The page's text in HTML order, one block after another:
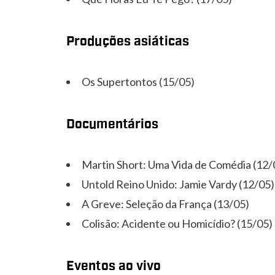
Produções asiáticas
Os Supertontos (15/05)
Documentários
Martin Short: Uma Vida de Comédia
Untold Reino Unido: Jamie Vardy (12/05)
A Greve: Seleção da França (13/05)
Colisão: Acidente ou Homicídio? (15/05)
Eventos ao vivo